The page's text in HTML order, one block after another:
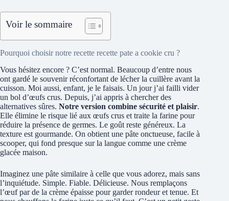
Voir le sommaire
Pourquoi choisir notre recette recette pate a cookie cru ?
Vous hésitez encore ? C’est normal. Beaucoup d’entre nous
ont gardé le souvenir réconfortant de lécher la cuillère avant la
cuisson. Moi aussi, enfant, je le faisais. Un jour j’ai failli vider
un bol d’œufs crus. Depuis, j’ai appris à chercher des
alternatives sûres. Notre version combine sécurité et plaisir.
Elle élimine le risque lié aux œufs crus et traite la farine pour
réduire la présence de germes. Le goût reste généreux. La
texture est gourmande. On obtient une pâte onctueuse, facile à
scooper, qui fond presque sur la langue comme une crème
glacée maison.
Imaginez une pâte similaire à celle que vous adorez, mais sans
l’inquiétude. Simple. Fiable. Délicieuse. Nous remplaçons
l’œuf par de la crème épaisse pour garder rondeur et tenue. Et